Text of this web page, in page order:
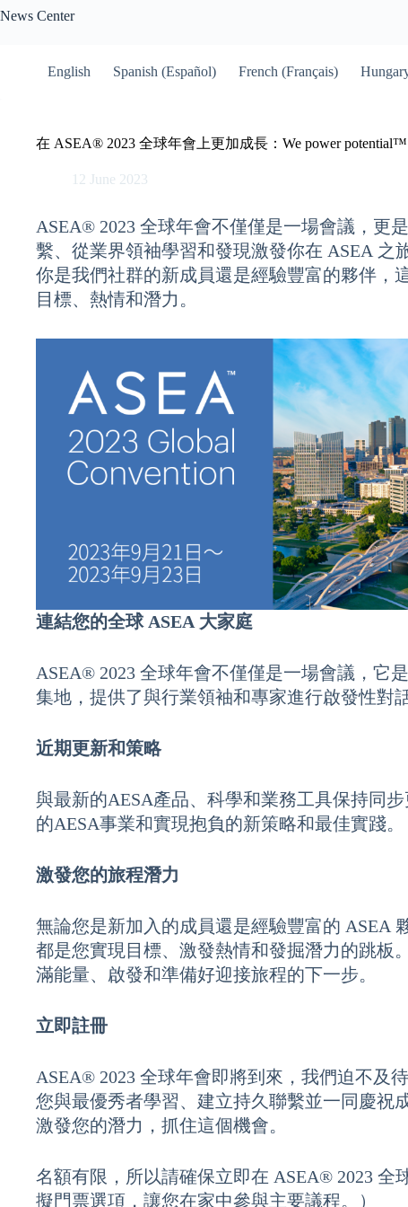
to
News Center
English Spanish (Español) French (Français)
在 ASEA® 2023 全球年會上更加成長：We power potential™
12 June 2023
ASEA® 2023 全球年會不僅僅是一場會議，更
繫、從業界領袖學習和發現激發你在 ASEA 之
你是我們社群的新成員還是經驗豐富的夥伴，
目標、熱情和潛力。
連結您的全球 ASEA 大家庭
ASEA® 2023 全球年會不僅僅是一場會議，它
集地，提供了與行業領袖和專家進行啟發性對
近期更新和策略
與最新的AESA產品、科學和業務工具保持同
的AESA事業和實現抱負的新策略和最佳實踐。
激發您的旅程潛力
無論您是新加入的成員還是經驗豐富的 ASEA
都是您實現目標、激發熱情和發掘潛力的跳板
滿能量、啟發和準備好迎接旅程的下一步。
立即註冊
ASEA® 2023 全球年會即將到來，我們迫不及
您與最優秀者學習、建立持久聯繫並一同慶祝
激發您的潛力，抓住這個機會。
名額有限，所以請確保立即在 ASEA® 2023 全
擬門票選項，讓您在家中參與主要議程。）